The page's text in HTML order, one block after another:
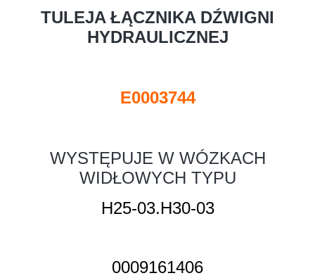
TULEJA ŁĄCZNIKA DŹWIGNI
HYDRAULICZNEJ
E0003744
WYSTĘPUJE W WÓZKACH
WIDŁOWYCH TYPU
H25-03.H30-03
0009161406